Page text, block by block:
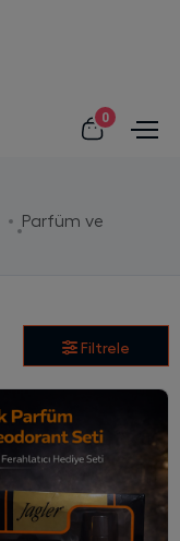
0
Parfüm ve
Filtrele